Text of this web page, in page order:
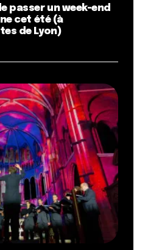
passer un week-end
cet été (à
de Lyon)